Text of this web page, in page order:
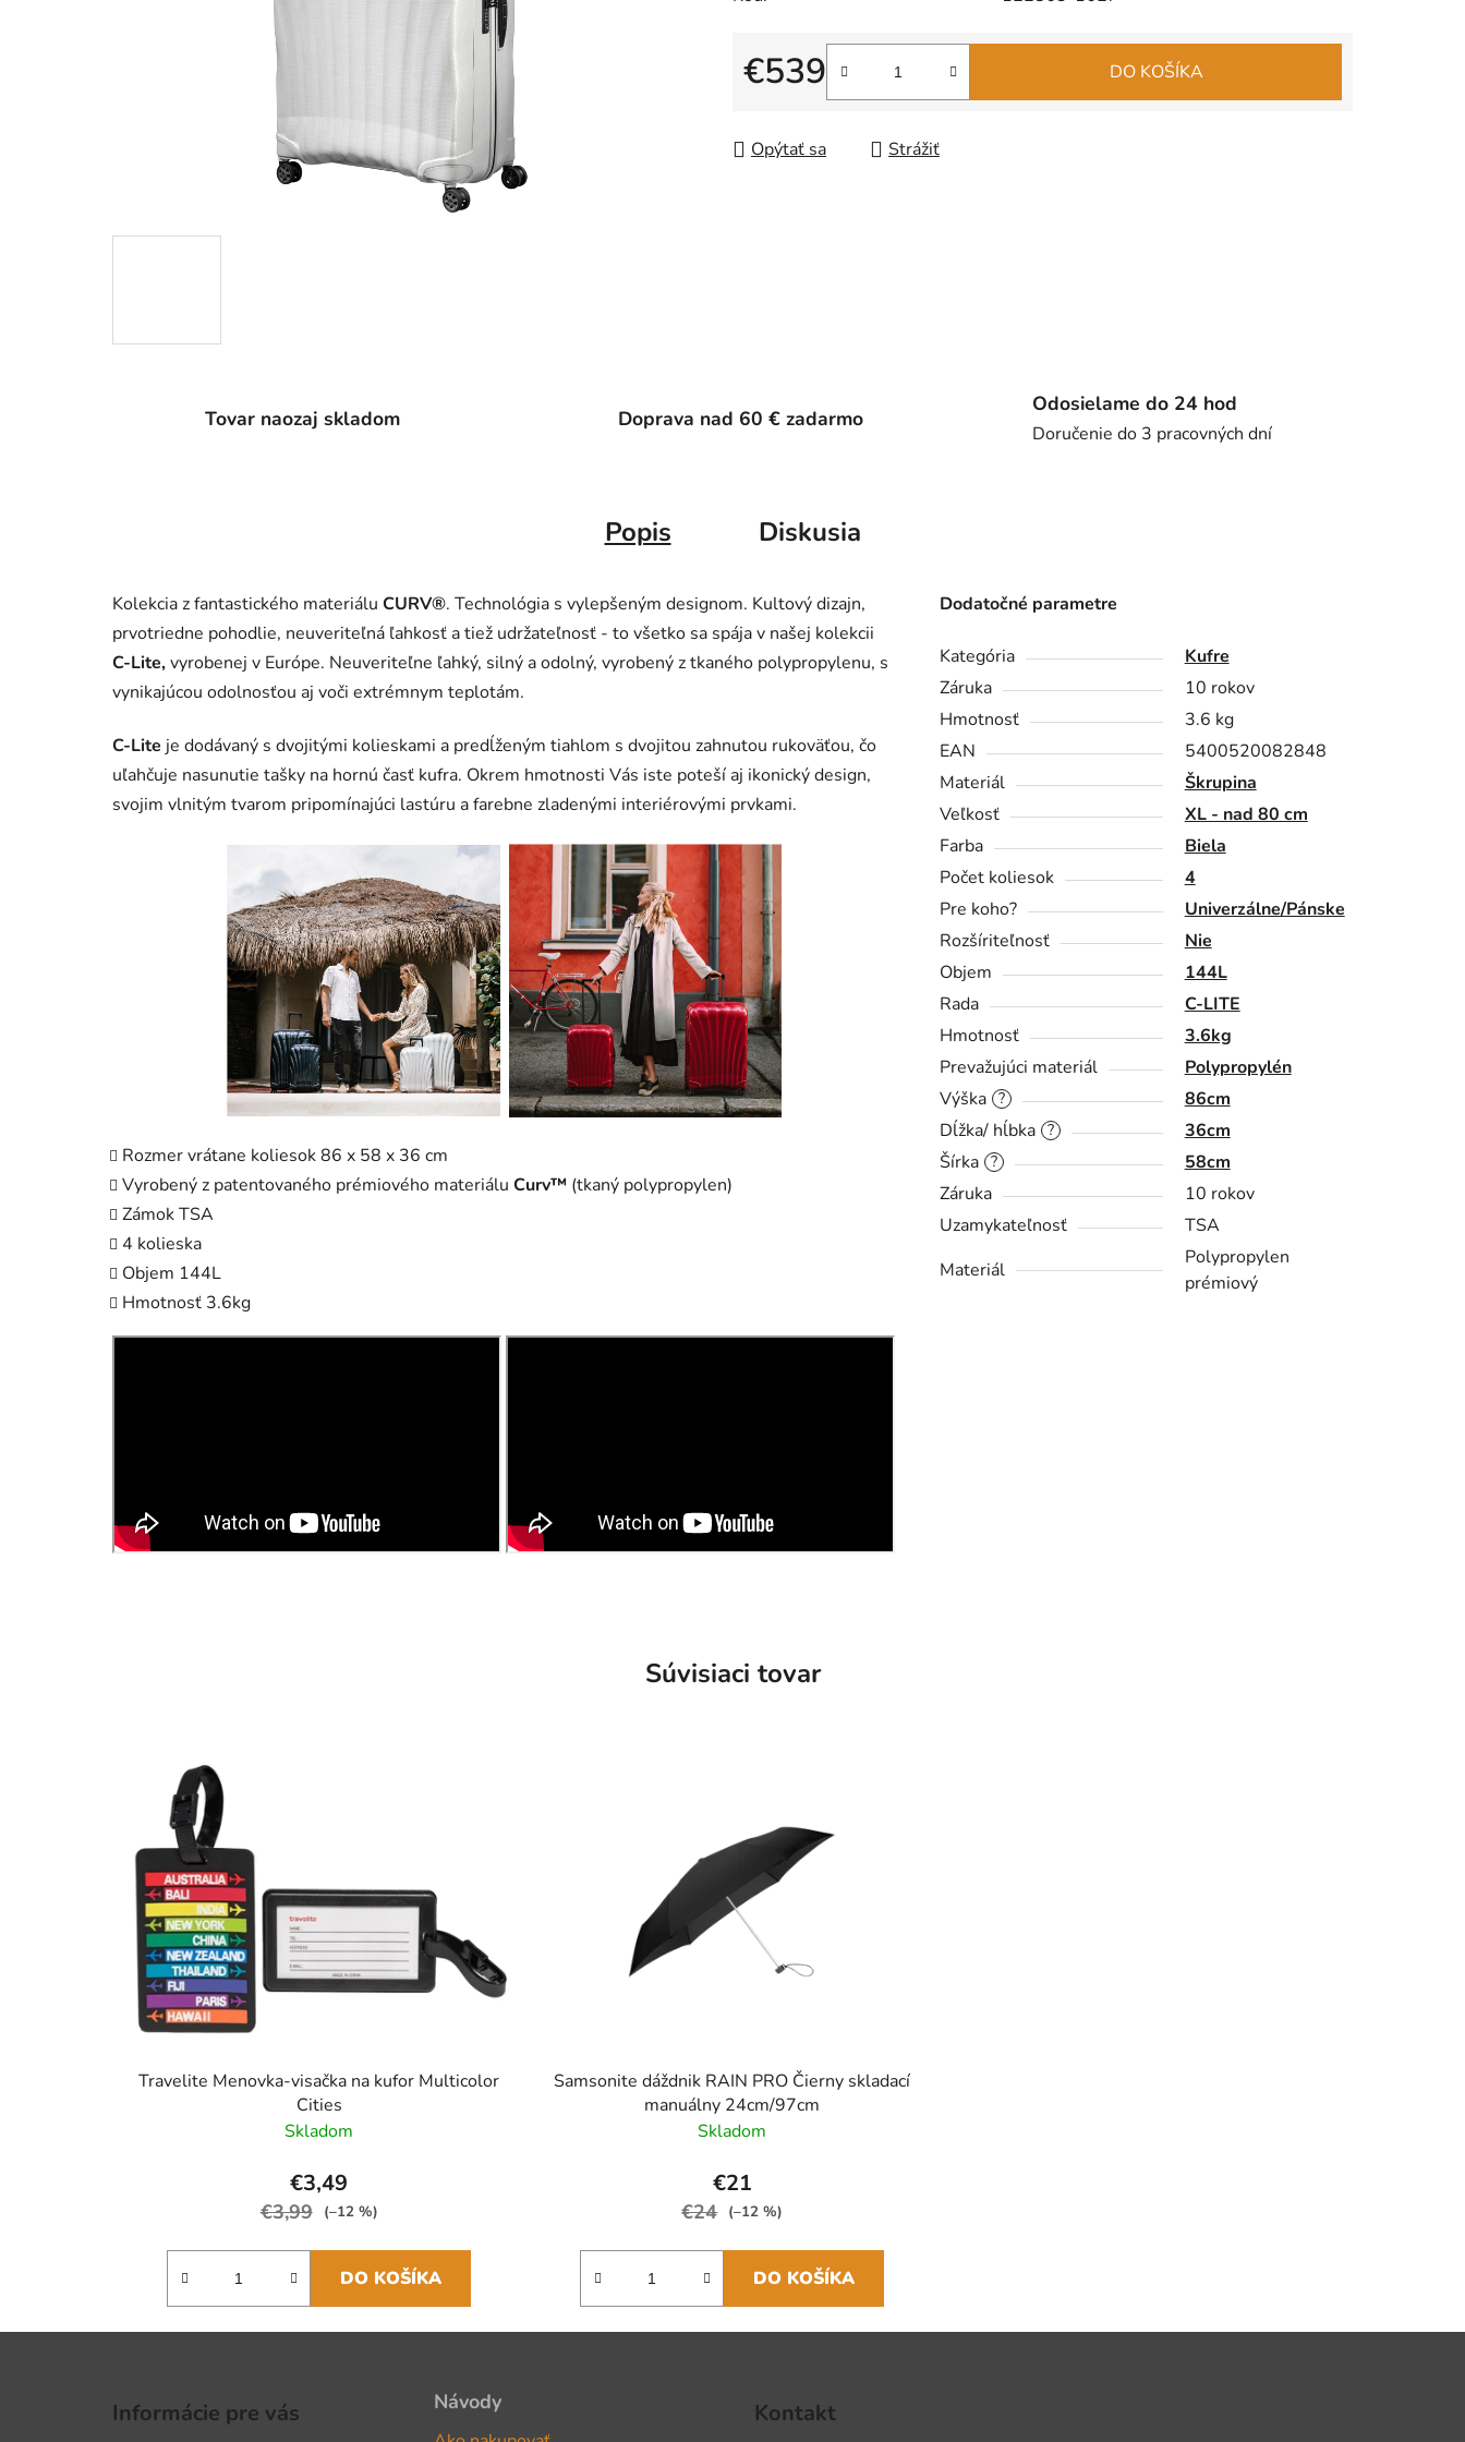
€539
Jednotková cena:
DO KOŠÍKA
Opýtať sa Strážiť
Tovar naozaj skladom Doprava nad 60 € zadarmo
Odosielame do 24 hod
Doručenie do 3 pracovných dní
Popis Diskusia
Kolekcia z fantastického materiálu CURV®. Technológia s vylepšeným designom. Kultový dizajn,
prvotriedne pohodlie, neuveriteľná ľahkosť a tiež udržateľnosť - to všetko sa spája v našej kolekcii
C-Lite,vyrobenej v Európe. Neuveriteľne ľahký, silný a odolný, vyrobený z tkaného polypropylenu, s
vynikajúcou odolnosťou aj voči extrémnym teplotám.
C-Lite je dodávaný s dvojitými kolieskami a predĺženým tiahlom s dvojitou zahnutou rukoväťou, čo
uľahčuje nasunutie tašky na hornú časť kufra. Okrem hmotnosti Vás iste poteší aj ikonický design,
svojim vlnitým tvarom pripomínajúci lastúru a farebne zladenými interiérovými prvkami.
Rozmer vrátane koliesok 86 x 58 x 36 cm
Vyrobený z patentovaného prémiového materiálu Curv™ (tkaný polypropylen)
Zámok TSA
4 kolieska
Objem 144L
Hmotnosť 3.6kg
Dodatočné parametre
Kategória
Kufre
Záruka
10 rokov
Hmotnosť
3.6 kg
EAN
5400520082848
Materiál
Škrupina
Veľkosť
XL - nad 80 cm
Farba
Biela
Počet koliesok
4
Pre koho?
Univerzálne/Pánske
Rozšíriteľnosť
Nie
Objem
144L
Rada
C-LITE
Hmotnosť
3.6kg
Prevažujúci materiál
Polypropylén
?
Výška 86cm
?
Dĺžka/ hĺbka 36cm
?
Šírka
58cm
Záruka
10 rokov
Uzamykateľnosť
TSA
Materiál
Polypropylen
prémiový
Súvisiaci tovar
Travelite Menovka-visačka na kufor Multicolor
Cities
Skladom
€3,49
€3,99 (–12 %)
DO KOŠÍKA
Samsonite dáždnik RAIN PRO Čierny skladací
manuálny 24cm/97cm
Skladom
€21
€24 (–12 %)
DO KOŠÍKA
Informácie pre vás Návody Kontakt